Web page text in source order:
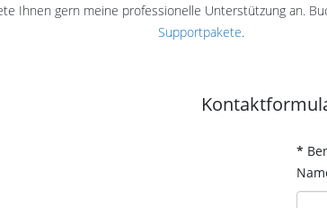
Ihnen gern meine professionelle Unterstützung an.
Supportpakete.
*